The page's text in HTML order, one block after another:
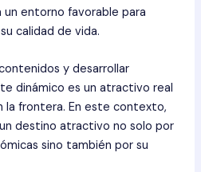
entorno favorable para
calidad de vida.
y desarrollar
dinámico es un atractivo real
la frontera. En este contexto,
destino atractivo no solo por
sino también por su